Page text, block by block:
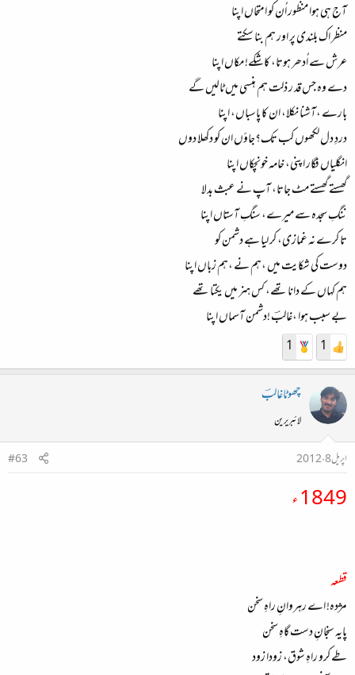
آج ہی ہوا منظور اُن کو امتحاں اپنا
منظر اک بلندی پر اور ہم بنا سکتے
عرش سے اُدھر ہوتا، کاشکے! مکاں اپنا
دے وہ جس قد ر ذلت ہم ہنسی میں ٹالیں گے
بارے ،آشنا نکلا، ان کا پاسباں، اپنا
دردِ دل لکھوں کب تک؟جاؤں ان کو دکھلا دوں
انگلیاں فگار اپنی، خامہ خونچکاں اپنا
گھستے گھستے مٹ جاتا، آپ نے عبث بدلا
ننگِ سجدہ سے میرے، سنگِ آستاں اپنا
تا کرے نہ غمازی، کر لیا ہے دشمن کو
دوست کی شکایت میں ،ہم نے ،ہم زباں اپنا
ہم کہاں کے دانا تھے، کس ہنر میں یکتا تھے
بے سبب ہوا ،غالبؔ !دشمن آسماں اپنا
1
1
چھوٹاغالبؔ
لائبریرین
اپریل 8، 2012
#63
1849 ء
قطعہ
مژدہ! اے رہروانِ راہِ سخن
پایہ سنجانِ دست گاہِ سخن
طے کرو راہِ شوق، زودا زود